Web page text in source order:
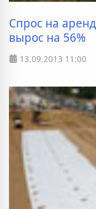
Спрос на
вырос на 56%
13.09.2013 11:00